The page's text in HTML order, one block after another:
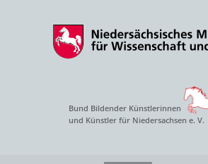
Bund Bildender Künstlerinnen
und Künstler für Niedersachsen e. V.